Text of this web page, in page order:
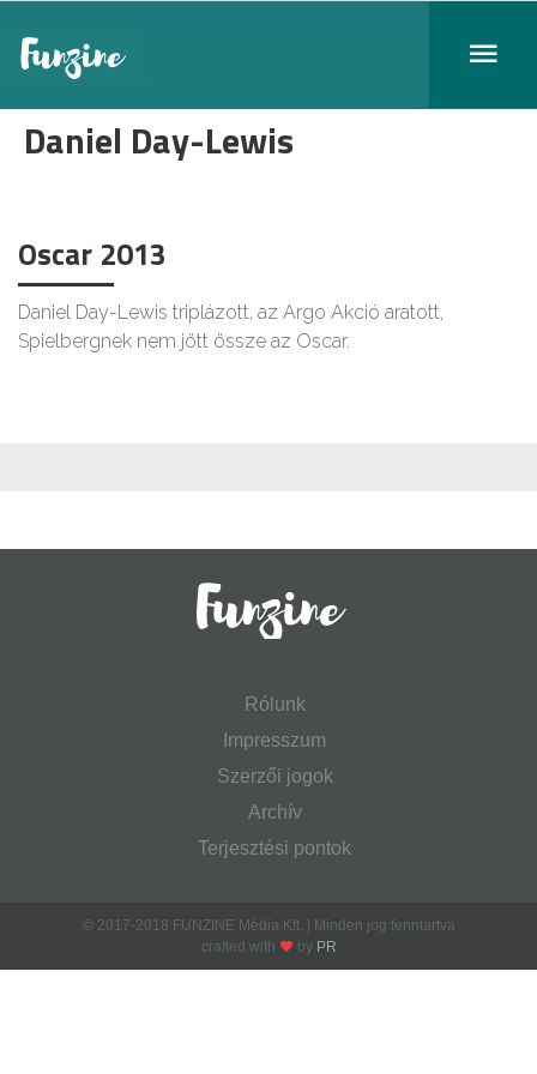
Daniel Day-Lewis
Oscar 2013
Daniel Day-Lewis triplázott, az Argo Akció aratott,
Spielbergnek nem jött össze az Oscar.
Rólunk
Impresszum
Szerzői jogok
Archív
Terjesztési pontok
© 2017-2018 FUNZINE Média Kft. | Minden jog fenntartva
crafted with
by PR